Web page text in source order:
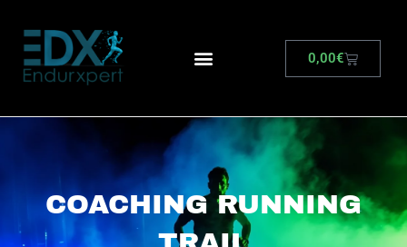
0,00€
COACHING RUNNING